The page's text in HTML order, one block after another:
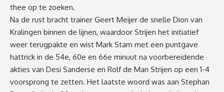
thee op te zoeken.
Na de rust bracht trainer Geert Meijer de snelle Dion van
Kralingen binnen de lijnen, waardoor Strijen het initiatief
weer terugpakte en wist Mark Stam met een puntgave
hattrick in de 54e, 60e en 66e minuut na voorbereidende
akties van Desi Sanderse en Rolf de Man Strijen op een 1-4
voorsprong te zetten. Het laatste woord was aan Stephan